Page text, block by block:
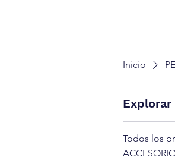
Inicio
Explorar
Todos los